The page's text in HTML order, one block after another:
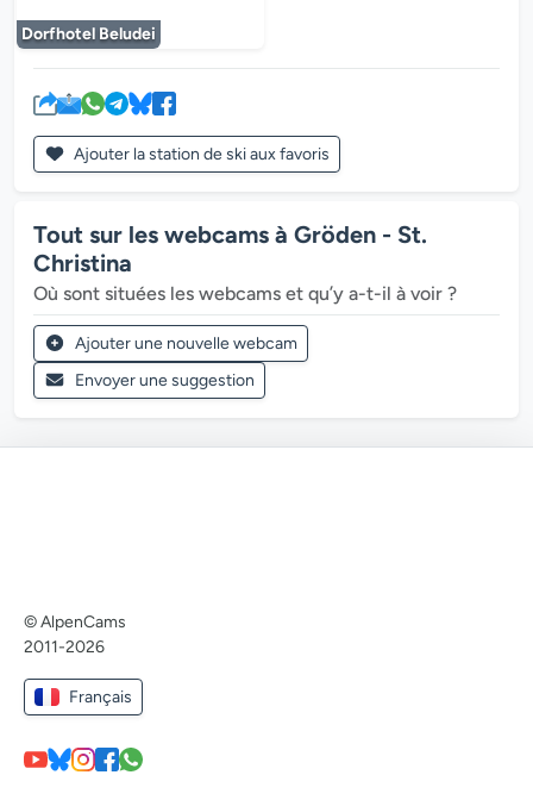
Dorfhotel Beludei
Ajouter la station de ski aux favoris
Tout sur les webcams à Gröden - St.
Christina
Où sont situées les webcams et qu’y a-t-il à voir ?
Ajouter une nouvelle webcam
Envoyer une suggestion
© AlpenCams
2011-2026
Français